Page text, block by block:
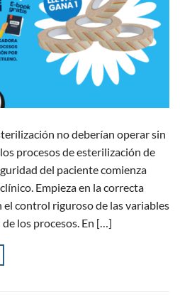
no deberían operar sin
procesos de esterilización de
del paciente comienza
Empieza en la correcta
el control riguroso de las variables
los procesos. En […]